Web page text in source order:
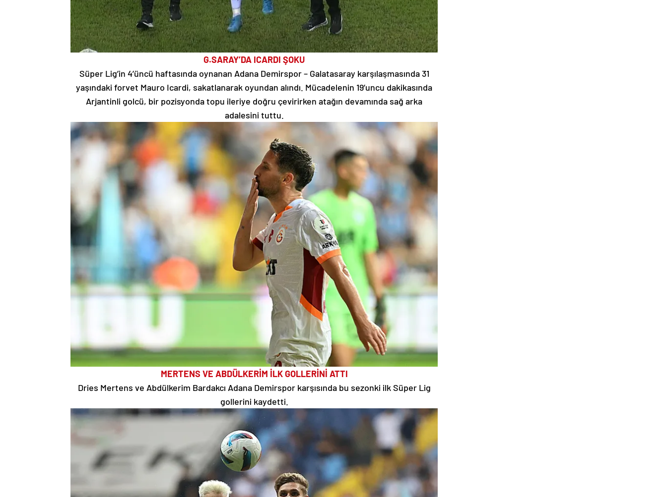
G.SARAY’DA ICARDI ŞOKU
Süper Lig’in 4’üncü haftasında oynanan Adana Demirspor – Galatasaray karşılaşmasında 31
yaşındaki forvet Mauro Icardi, sakatlanarak oyundan alındı. Mücadelenin 19’uncu dakikasında
Arjantinli golcü, bir pozisyonda topu ileriye doğru çevirirken atağın devamında sağ arka
adalesini tuttu.
MERTENS VE ABDÜLKERİM İLK GOLLERİNİ ATTI
Dries Mertens ve Abdülkerim Bardakcı Adana Demirspor karşısında bu sezonki ilk Süper Lig
gollerini kaydetti.